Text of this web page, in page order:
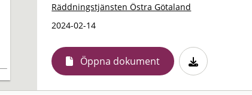
Räddningstjänsten Östra Götaland
2024-02-14
Öppna dokument